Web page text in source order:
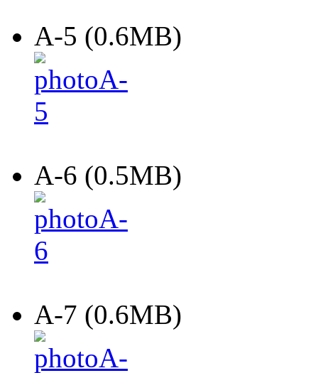
A-5 (0.6MB)
A-6 (0.5MB)
A-7 (0.6MB)